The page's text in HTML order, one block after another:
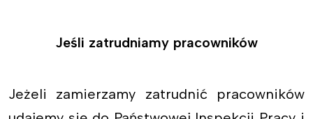
Jeśli zatrudniamy pracowników
Jeżeli zamierzamy zatrudnić pracowników